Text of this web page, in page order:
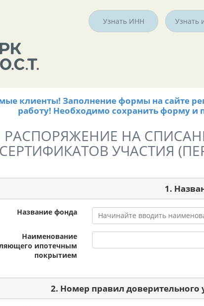
Узнать ИНН Узнать
клиенты! Заполнение формы на сайте
работу! Необходимо сохранить форму и
РАСПОРЯЖЕНИЕ НА
СЕРТИФИКАТОВ УЧАСТИЯ
1.
Название фонда
Наименование
ипотечным
покрытием
2. Номер правил